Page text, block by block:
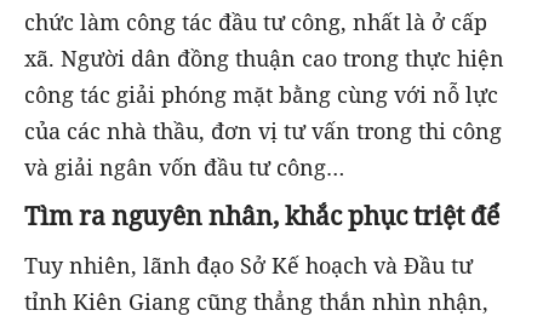
chức làm công tác đầu tư công, nhất là ở cấp
xã. Người dân đồng thuận cao trong thực hiện
công tác giải phóng mặt bằng cùng với nỗ lực
của các nhà thầu, đơn vị tư vấn trong thi công
và giải ngân vốn đầu tư công…
Tìm ra nguyên nhân, khắc phục triệt để
Tuy nhiên, lãnh đạo Sở Kế hoạch và Đầu tư
tỉnh Kiên Giang cũng thẳng thắn nhìn nhận,